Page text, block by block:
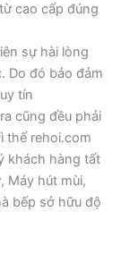
cao cấp đúng
sự hài lòng
Do đó bảo đảm
tín
cũng đều phải
thế rehoi.com
khách hàng tất
Máy hút mùi,
bếp sở hữu độ